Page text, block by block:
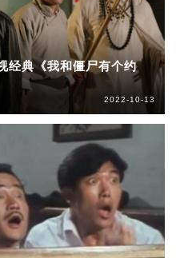
经典《我和僵尸有个约
2022-10-13